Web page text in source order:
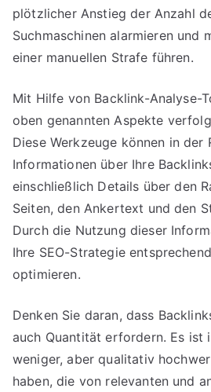
plötzlicher Anstieg der Anzahl
Suchmaschinen alarmieren und
einer manuellen Strafe führen.
Mit Hilfe von Backlink-Analyse-
oben genannten Aspekte
Diese Werkzeuge können in der
Informationen über Ihre
einschließlich Details über den
Seiten, den Ankertext und den
Durch die Nutzung dieser
Ihre SEO-Strategie
optimieren.
Denken Sie daran, dass
auch Quantität erfordern. Es ist
weniger, aber qualitativ
haben, die von relevanten und